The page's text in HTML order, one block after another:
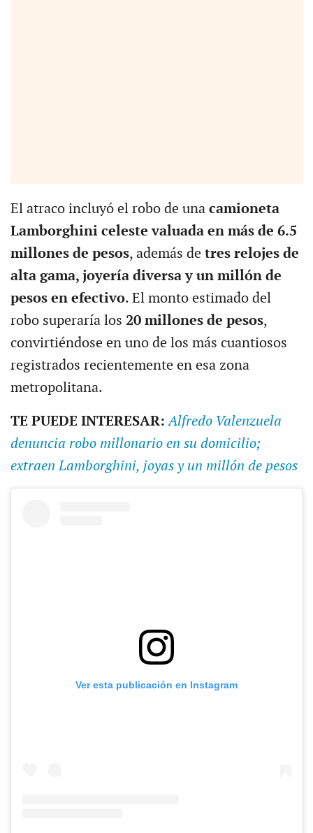
El atraco incluyó el robo de una camioneta
Lamborghini celeste valuada en más de 6.5
millones de pesos, además de tres relojes de
alta gama, joyería diversa y un millón de
pesos en efectivo. El monto estimado del
robo superaría los 20 millones de pesos,
convirtiéndose en uno de los más cuantiosos
registrados recientemente en esa zona
metropolitana.
TE PUEDE INTERESAR:Alfredo Valenzuela
denuncia robo millonario en su domicilio;
extraen Lamborghini, joyas y un millón de pesos
Ver esta publicación en Instagram